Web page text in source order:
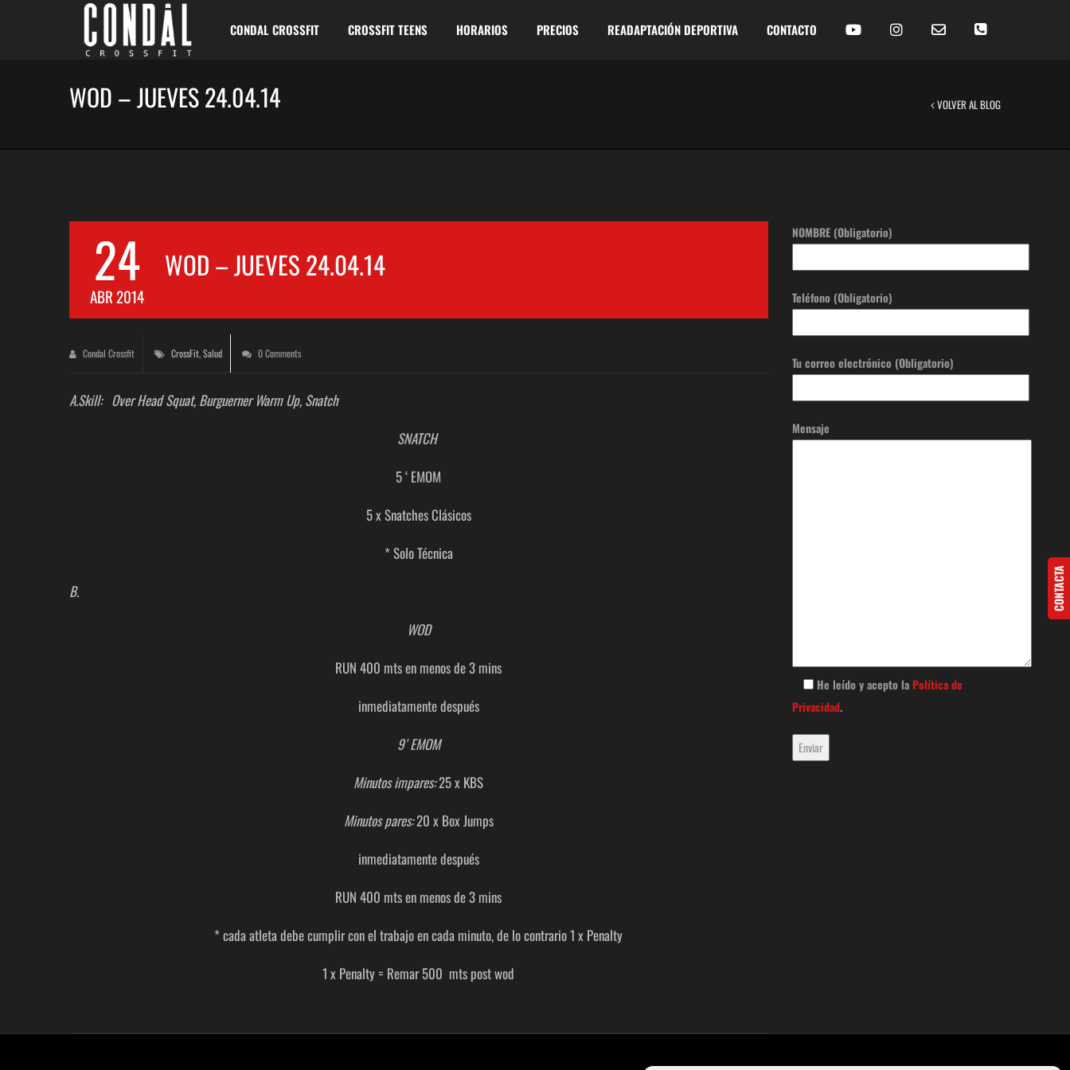
CONDAL CROSSFIT CROSSFIT TEENS HORARIOS PRECIOS READAPTACIÓN DEPORTIVA CONTACTO
WOD – JUEVES 24.04.14 VOLVER AL BLOG
24
ABR 2014
WOD – JUEVES 24.04.14
Condal Crossfit CrossFit,Salud 0 Comments
A.Skill: Over Head Squat, Burguerner Warm Up, Snatch
SNATCH
5 ‘ EMOM
5 x Snatches Clásicos
* Solo Técnica
B.
WOD
RUN 400 mts en menos de 3 mins
inmediatamente después
9′ EMOM
Minutos impares:25 x KBS
Minutos pares:20 x Box Jumps
inmediatamente después
RUN 400 mts en menos de 3 mins
* cada atleta debe cumplir con el trabajo en cada minuto, de lo contrario 1 x Penalty
1 x Penalty = Remar 500 mts post wod
NOMBRE (Obligatorio)
Teléfono (Obligatorio)
Tu correo electrónico (Obligatorio)
Mensaje
He leído y acepto laPolítica de
Privacidad.
CONTACTA